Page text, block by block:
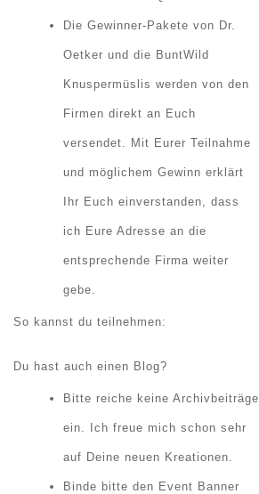
Die Gewinner-Pakete von Dr.
Oetker und die BuntWild
Knuspermüslis werden von den
Firmen direkt an Euch
versendet. Mit Eurer Teilnahme
und möglichem Gewinn erklärt
Ihr Euch einverstanden, dass
ich Eure Adresse an die
entsprechende Firma weiter
gebe.
So kannst du teilnehmen:
Du hast auch einen Blog?
Bitte reiche keine Archivbeiträge
ein. Ich freue mich schon sehr
auf Deine neuen Kreationen.
Binde bitte den Event Banner